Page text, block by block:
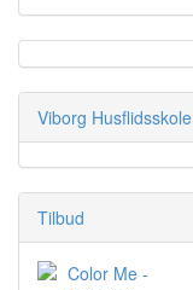
Viborg Husflidsskole
Tilbud